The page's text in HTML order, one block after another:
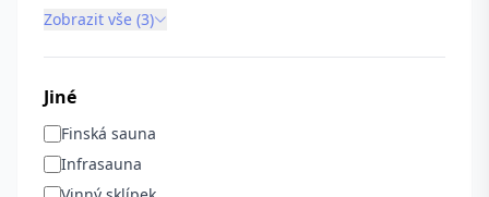
Zobrazit vše (3)
Jiné
Finská sauna
Infrasauna